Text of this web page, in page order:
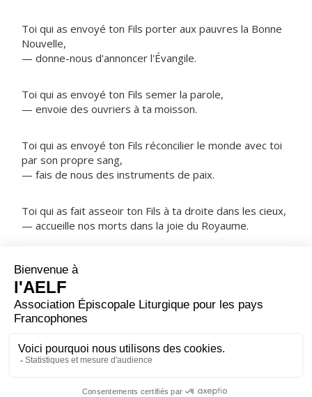
Toi qui as envoyé ton Fils porter aux pauvres la Bonne
Nouvelle,
— donne-nous d'annoncer l'Évangile.
Toi qui as envoyé ton Fils semer la parole,
— envoie des ouvriers à ta moisson.
Toi qui as envoyé ton Fils réconcilier le monde avec toi
par son propre sang,
— fais de nous des instruments de paix.
Toi qui as fait asseoir ton Fils à ta droite dans les cieux,
— accueille nos morts dans la joie du Royaume.
NOTRE PÈRE
ORAISON
Dans ta miséricorde inépuisable, Seigneur, tu as choisi
nous, par sa prière et à son exemple, de suivre le Christ
et de nous attacher à lui fermement. Lui qui règne.